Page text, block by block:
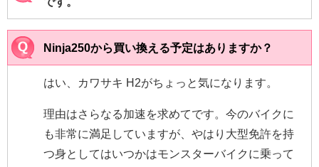
Ninja250から買い換える予定はありますか？
はい、カワサキ H2がちょっと気になります。
理由はさらなる加速を求めてです。今のバイクに
も非常に満足していますが、やはり大型免許を持
つ身としてはいつかはモンスターバイクに乗って